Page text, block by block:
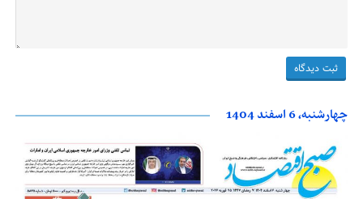
چهارشنبه، 6 اسفند 1404